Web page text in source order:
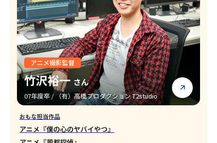
アニメ撮影監督
竹沢裕一 さん
07年度卒 / （有）高橋プロダクション T2studio
おもな担当作品
アニメ『僕の心のヤバイやつ』